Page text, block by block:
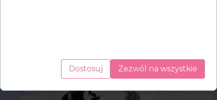
Dostosuj Zezwól na wszystkie